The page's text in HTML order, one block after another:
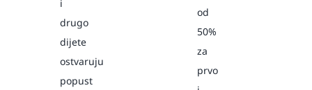
i
drugo
dijete
ostvaruju
popust
od
50%
za
prvo